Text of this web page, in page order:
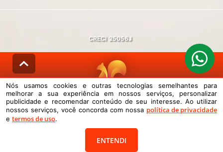
CRECI 25056J
© DESENVOLVIDO PELAAGIL.NET
Nós usamos cookies e outras tecnologias semelhantes para melhorar a
sua experiência em nossos serviços, personalizar publicidade e
Nós usamos cookies e outras tecnologias semelhantes para
melhorar a sua experiência em nossos serviços, personalizar
publicidade e recomendar conteúdo de seu interesse. Ao utilizar
nossos serviços, você concorda com nossa política de privacidade
e termos de uso.
ENTENDI